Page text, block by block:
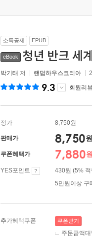
소득공제 EPUB
eBook 청년 반크 세
박기태 저 랜덤하우스코리아
9.3 회원리
정가 8,750원
판매가 8,750원
쿠폰혜택가 7,880원
YES포인트
430원 (5%
5만원이상 구
추가혜택쿠폰 쿠폰받기
주문금액